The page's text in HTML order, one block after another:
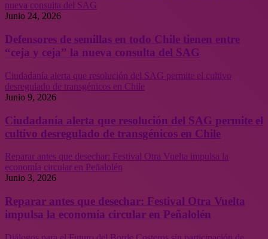
nueva consulta del SAG
Junio 24, 2026
Defensores de semillas en todo Chile tienen entre
“ceja y ceja” la nueva consulta del SAG
Ciudadanía alerta que resolución del SAG permite el cultivo
desregulado de transgénicos en Chile
Junio 9, 2026
Ciudadanía alerta que resolución del SAG permite el
cultivo desregulado de transgénicos en Chile
Reparar antes que desechar: Festival Otra Vuelta impulsa la
economía circular en Peñalolén
Junio 3, 2026
Reparar antes que desechar: Festival Otra Vuelta
impulsa la economía circular en Peñalolén